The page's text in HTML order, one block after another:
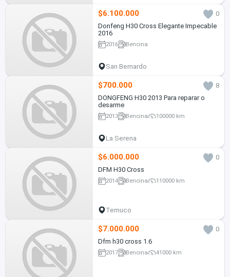
$6.100.000
0
Donfeng H30 Cross Elegante Impecable
2016
2016 Bencina
San Bernardo
$700.000
8
DONGFENG H30 2013 Para reparar o
desarme
2013 Bencina 100000 km
La Serena
$6.000.000
0
DFM H30 Cross
2014 Bencina 110000 km
Temuco
$7.000.000
0
Dfm h30 cross 1.6
2017 Bencina 41000 km